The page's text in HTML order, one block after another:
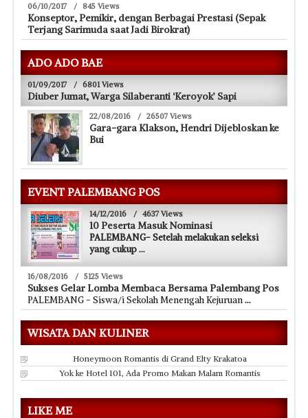
06/10/2017 / 845 Views
Konseptor, Pemikir, dengan Berbagai Prestasi (Sepak
Terjang Sarimuda saat Jadi Birokrat)
ADO ADO BAE
01/09/2017 / 6801 Views
Diuber Jumat, Warga Silaberanti ‘Keroyok’ Sapi
22/08/2016 / 26507 Views
Gara-gara Klakson, Hendri Dijebloskan ke
Bui
EVENT PALEMBANG POS
14/12/2016 / 4637 Views
10 Peserta Masuk Nominasi
PALEMBANG- Setelah melakukan seleksi
yang cukup...
16/08/2016 / 5125 Views
Sukses Gelar Lomba Membaca Bersama Palembang Pos
PALEMBANG - Siswa/i Sekolah Menengah Kejuruan...
WISATA DAN KULINER
Honeymoon Romantis di Grand Elty Krakatoa
Yok ke Hotel 101, Ada Promo Makan Malam Romantis
LIKE ME